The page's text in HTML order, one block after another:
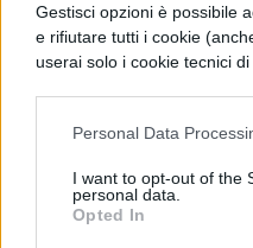
Gestisci opzioni è possibile
e rifiutare tutti i cookie
userai solo i cookie tecnici di
Personal Data
I want to opt-out of the
personal data.
Opted In
periodo estivo,
aspettative, di
di come ti godi
conclusione